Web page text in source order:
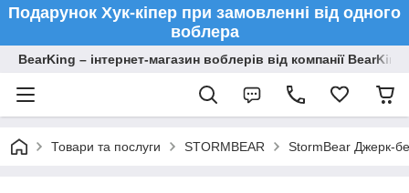
Подарунок Хук-кіпер при замовленні від одного
воблера
BearKing – інтернет-магазин воблерів від компанії BearKing
Товари та послуги STORMBEAR StormBear Джерк-